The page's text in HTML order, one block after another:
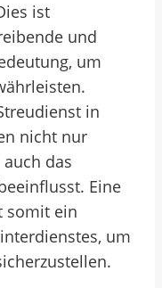
ist
und
um
in
nicht nur
das
Eine
somit ein
um